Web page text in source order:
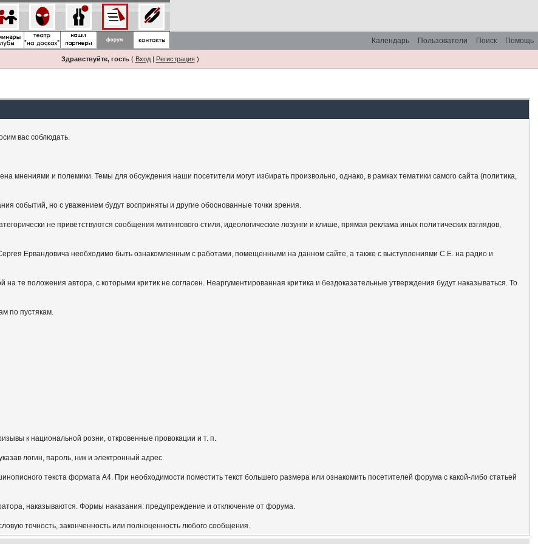
Помощь
Поиск
Пользователи
Календарь
Здравствуйте, гость( Вход| Регистрация)
вас соблюдать.
мнениями и полемики. Темы для обсуждения наши посетители могут избирать произвольно, однако, в рамках тематики самого сайта (политика,
событий, но с уважением будут восприняты и другие обоснованные точки зрения.
не приветствуются сообщения митингового стиля, идеологические лозунги и клише, прямая реклама иных политических взглядов,
Ервандовича необходимо быть ознакомленным с работами, помещенными на данном сайте, а также с выступлениями С.Е. на радио и
те положения автора, с которыми критик не согласен. Неаргументированная критика и бездоказательные утверждения будут наказываться. То
по пустякам.
к национальной розни, откровенные провокации и т. п.
логин, пароль, ник и электронный адрес.
текста формата А4. При необходимости поместить текст большего размера или ознакомить посетителей форума с какой-либо статьей
наказываются. Формы наказания: предупреждение и отключение от форума.
точность, законченность или полноценность любого сообщения.